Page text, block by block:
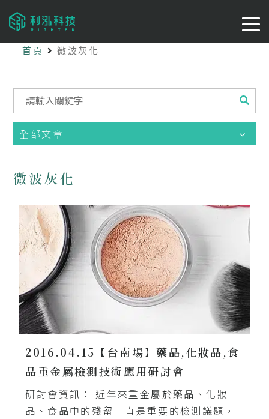
首頁 微波灰化
全部文章
微波灰化
2016.04.15【台南場】藥品,化妝品,食
品重金屬檢測技術應用研討會
研討會資訊： 近年來重金屬於藥品、化妝
品、食品中的殘留一直是重要的檢測議題，